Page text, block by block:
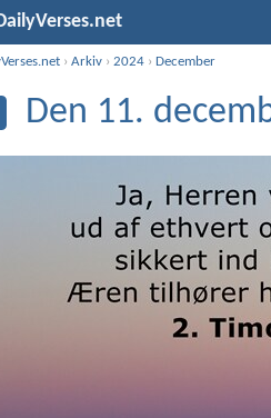
›Arkiv ›2024 ›December
Den 11.